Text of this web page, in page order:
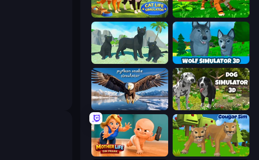
Cat Life Simulator 3D Tiger Simulator 3D
Panther Family Simulator 3D Wolf Simulator: Wild Animals 3D
Python Snake Simulator Dog Simulator 3D
Mother Life Simulator: Prank Cougar Simulator: Big Cats